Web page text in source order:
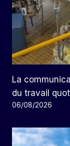
La
du travail
06/08/2026